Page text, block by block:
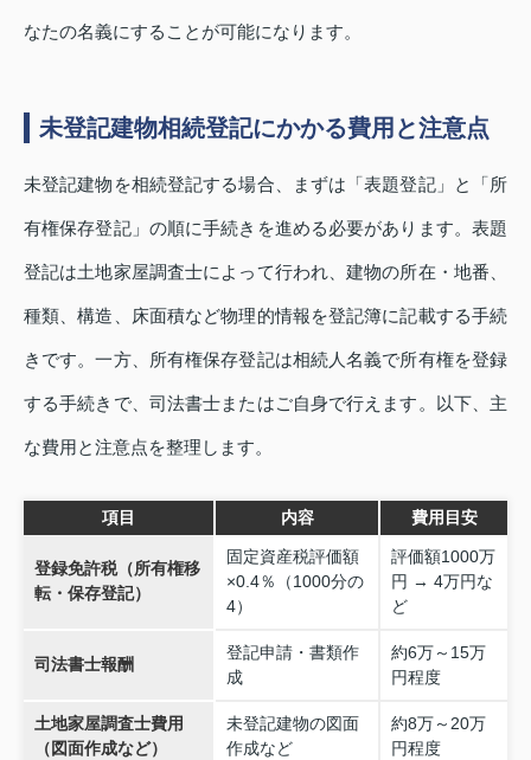
なたの名義にすることが可能になります。
未登記建物相続登記にかかる費用と注意点
未登記建物を相続登記する場合、まずは「表題登記」と「所
有権保存登記」の順に手続きを進める必要があります。表題
登記は土地家屋調査士によって行われ、建物の所在・地番、
種類、構造、床面積など物理的情報を登記簿に記載する手続
きです。一方、所有権保存登記は相続人名義で所有権を登録
する手続きで、司法書士またはご自身で行えます。以下、主
な費用と注意点を整理します。
項目 内容 費用目安
登録免許税（所有権移
転・保存登記）
固定資産税評価額
×0.4％（1000分の
4）
評価額1000万
円 → 4万円な
ど
司法書士報酬
登記申請・書類作
成
約6万～15万
円程度
土地家屋調査士費用
（図面作成など）
未登記建物の図面
作成など
約8万～20万
円程度